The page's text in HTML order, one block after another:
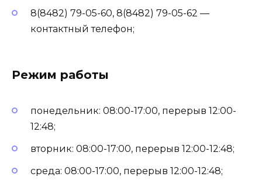
8(8482) 79-05-60, 8(8482) 79-05-62 —
контактный телефон;
Режим работы
понедельник: 08:00-17:00, перерыв 12:00-
12:48;
вторник: 08:00-17:00, перерыв 12:00-12:48;
среда: 08:00-17:00, перерыв 12:00-12:48;